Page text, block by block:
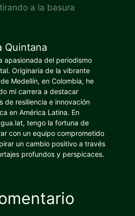
a la basura
Quintana
apasionada del periodismo
Originaria de la vibrante
Medellín, en Colombia, he
mi carrera a destacar
de resiliencia e innovación
en América Latina. En
tengo la fortuna de
con un equipo comprometido
un cambio positivo a través
profundos y perspicaces.